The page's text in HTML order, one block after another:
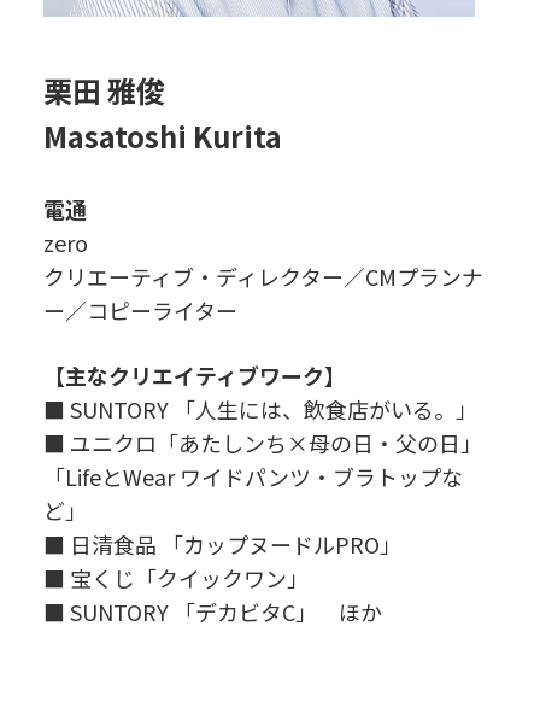
栗田 雅俊
Masatoshi Kurita
電通
zero
クリエーティブ・ディレクター／CMプランナ
ー／コピーライター
【主なクリエイティブワーク】
■ SUNTORY 「人生には、飲食店がいる。」
■ ユニクロ「あたしンち×母の日・父の日」
「LifeとWear ワイドパンツ・ブラトップな
ど」
■ 日清食品 「カップヌードルPRO」
■ 宝くじ「クイックワン」
■ SUNTORY 「デカビタC」 ほか